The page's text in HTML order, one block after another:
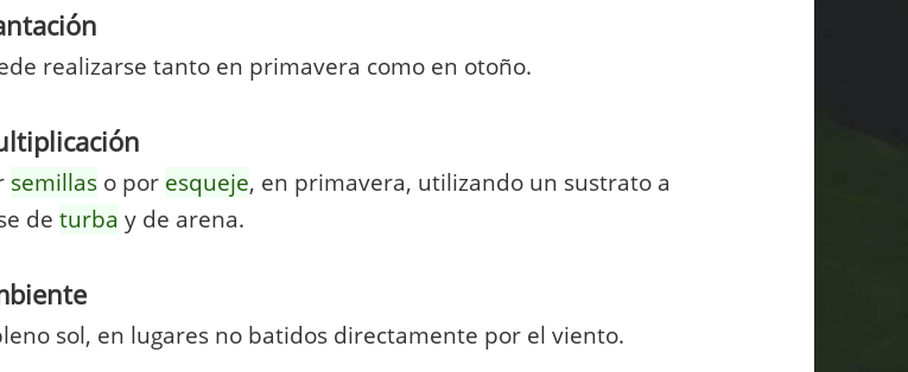
realizarse tanto en primavera como en otoño.
semillas o por esqueje, en primavera, utilizando un sustrato a
deturba y de arena.
sol, en lugares no batidos directamente por el viento.